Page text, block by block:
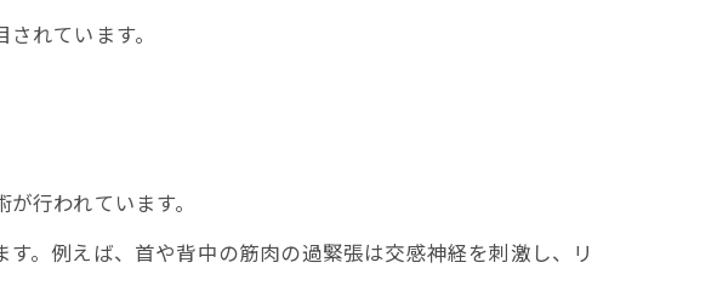
れています。
行われています。
。例えば、首や背中の筋肉の過緊張は交感神経を刺激し、リ